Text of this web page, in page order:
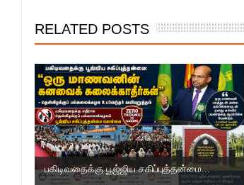
RELATED POSTS
பகிடிவதைக்கு பூஜ்ஜிய சகிப்புத்தன்மை...